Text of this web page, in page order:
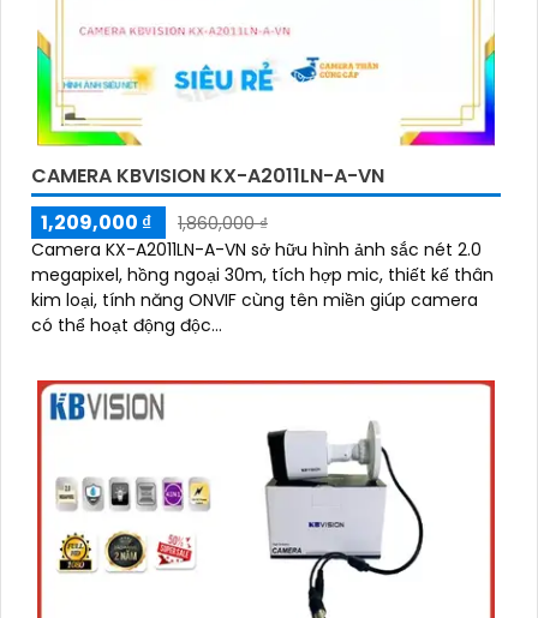
CAMERA KBVISION KX-A2011LN-A-VN
1,209,000 ₫
1,860,000 ₫
Camera KX-A2011LN-A-VN sở hữu hình ảnh sắc nét 2.0
megapixel, hồng ngoại 30m, tích hợp mic, thiết kế thân
kim loại, tính năng ONVIF cùng tên miền giúp camera
có thể hoạt động độc...